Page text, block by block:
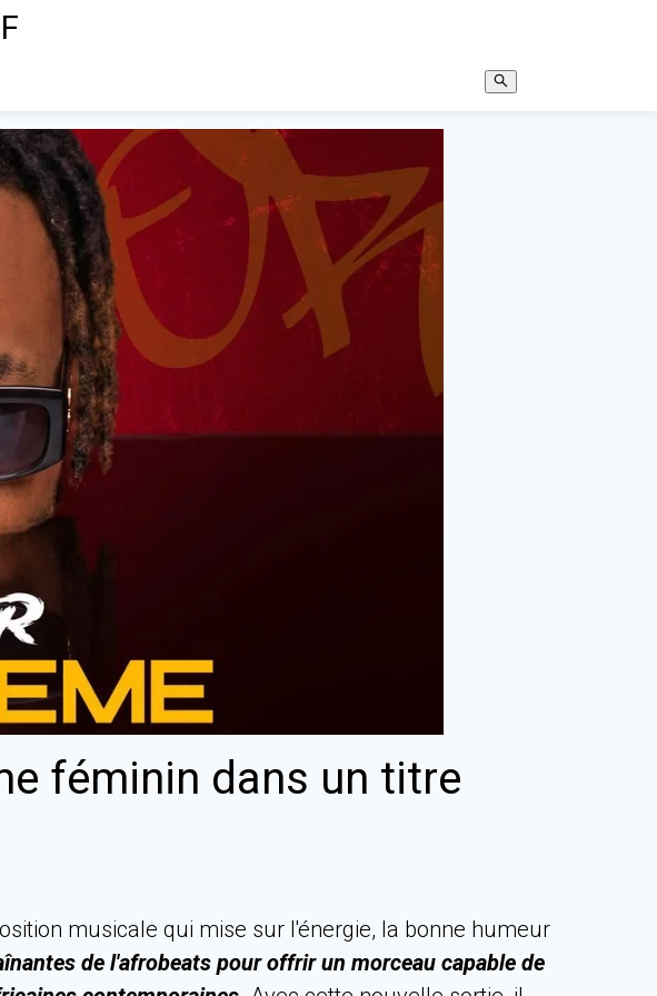
féminin dans un titre
musicale qui mise sur l'énergie, la bonne humeur
de l'afrobeats pour offrir un morceau capable de